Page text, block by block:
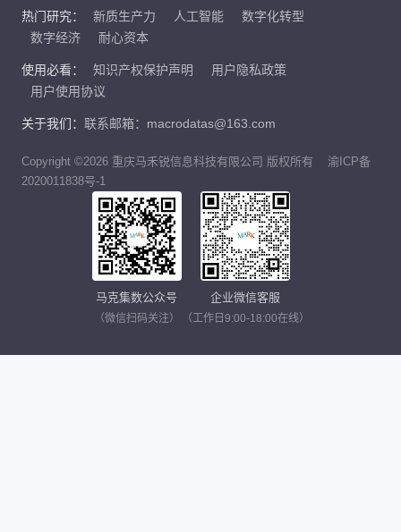
热门研究： 新质生产力 人工智能
数字化转型
数字经济
耐心资本
使用必看： 知识产权保护声明
用户隐私政策
用户使用协议
关于我们： 联系邮箱：macrodatas@163.com
Copyright ©2026 重庆马禾锐信息科技有限公司 版权所有
渝ICP备
2020011838号-1
马克集数公众号
（微信扫码关注）
企业微信客服
（工作日9:00-18:00在线）